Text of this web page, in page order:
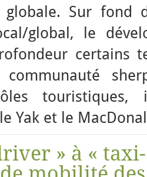
globale. Sur fond
global, le
certains
Yak et le
» à «